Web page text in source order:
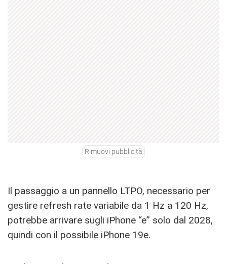
Rimuovi pubblicità
Il passaggio a un pannello LTPO, necessario per
gestire refresh rate variabile da 1 Hz a 120 Hz,
potrebbe arrivare sugli iPhone “e” solo dal 2028,
quindi con il possibile iPhone 19e.